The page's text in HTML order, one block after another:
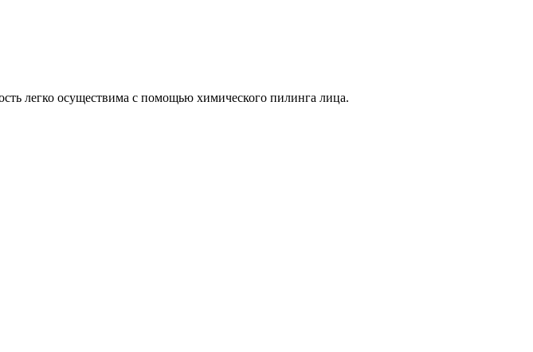
легко осуществима с помощью химического пилинга лица.